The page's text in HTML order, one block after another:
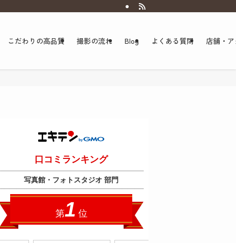
こだわりの高品質 撮影の流れ Blog よくある質問 店舗・